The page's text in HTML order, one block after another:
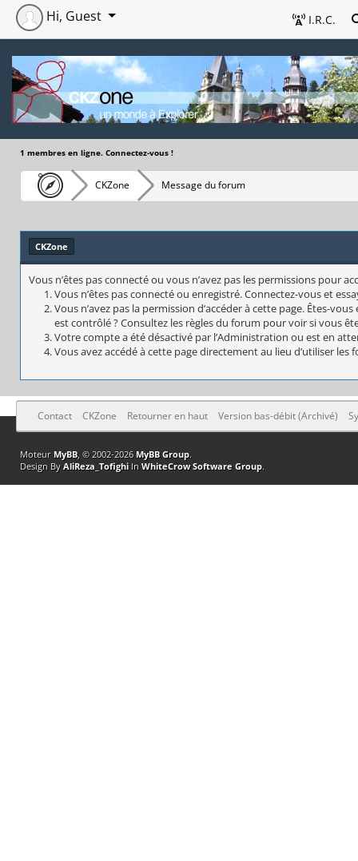
I.R.C.
Hi, Guest
1 membres en ligne. Connectez-vous !
CKZone Message du forum
CKZone
Vous n’êtes pas connecté ou vous n’avez pas les permissions pour
Vous n’êtes pas connecté ou enregistré. Connectez-vous et
Vous n’avez pas la permission d’accéder à cette page. Êtes-
est contrôlé ? Consultez les règles du forum pour voir si vous
Votre compte a été désactivé par l’Administration ou est en
Vous avez accédé à cette page directement au lieu d’utiliser
Contact CKZone Retourner en haut Version bas-débit (Archivé)
Moteur MyBB, © 2002-2026 MyBB Group.
Design By AliReza_TofighiIn WhiteCrow Software Group.